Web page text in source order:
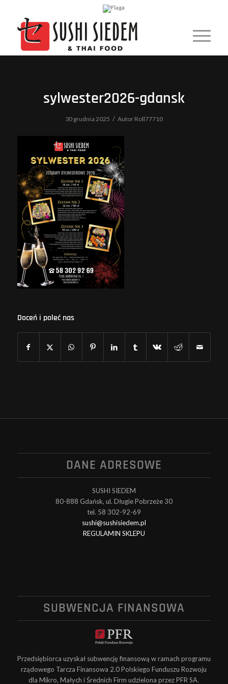
sylwester2026-gdansk
30 grudnia 2025 / Autor Roll77710
Doceń i poleć nas
DANE ADRESOWE
SUSHI SIEDEM
80-888 Gdańsk, ul. Długie Pobrzeże 30
tel. 58 302-92-69
sushi@sushisiedem.pl
REGULAMIN SKLEPU
SUBWENCJA FINANSOWA
Przedsiębiorca uzyskał subwencję finansową w ramach programu
rządowego Tarcza Finansowa 2.0 Polskiego Funduszu Rozwoju
dla Mikro, Małych i Średnich Firm udzielona przez PFR SA.